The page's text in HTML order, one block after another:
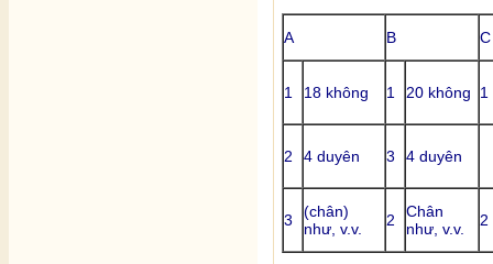
A B C
1 18 không 1 20 không 1
2 4 duyên 3 4 duyên
3
(chân)
như, v.v.
2
Chân
như, v.v.
2